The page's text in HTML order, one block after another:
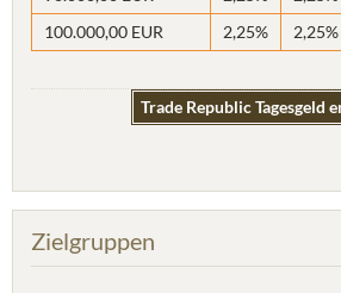
100.000,00 EUR
2,25% 2,25%
Trade Republic Tagesgeld
Zielgruppen